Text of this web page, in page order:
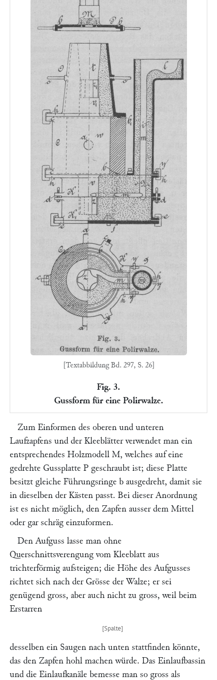
[Textabbildung Bd. 297, S. 26]
Fig. 3.
Gussform für eine Polirwalze.
Zum Einformen des oberen und unteren
Laufzapfens und der Kleeblätter verwendet man ein
entsprechendes Holzmodell M, welches auf eine
gedrehte Gussplatte P geschraubt ist; diese Platte
besitzt gleiche Führungsringe b ausgedreht, damit sie
in dieselben der Kästen passt. Bei dieser Anordnung
ist es nicht möglich, den Zapfen ausser dem Mittel
oder gar schräg einzuformen.
Den Aufguss lasse man ohne
Querschnittsverengung vom Kleeblatt aus
trichterförmig aufsteigen; die Höhe des Aufgusses
richtet sich nach der Grösse der Walze; er sei
genügend gross, aber auch nicht zu gross, weil beim
Erstarren
desselben ein Saugen nach unten stattfinden könnte,
das den Zapfen hohl machen würde. Das Einlaufbassin
und die Einlaufkanäle bemesse man so gross als